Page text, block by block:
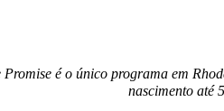
é o único programa em
nascimento até